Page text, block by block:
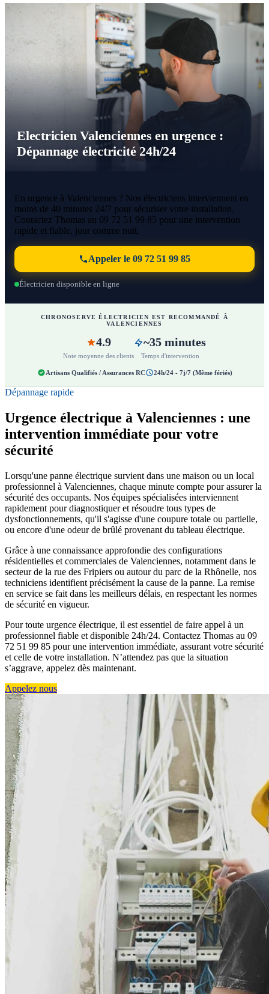
Electricien Valenciennes en urgence :
Dépannage électricité 24h/24
En urgence à Valenciennes ? Nos électriciens interviennent en
moins de 40 minutes 24/7 pour sécuriser votre installation.
Contactez Thomas au 09 72 51 99 85 pour une intervention
rapide et fiable, jour comme nuit.
Appeler le 09 72 51 99 85
Électricien disponible en ligne
CHRONOSERVE ÉLECTRICIEN EST RECOMMANDÉ À
VALENCIENNES
4.9
Note moyenne des clients
~35 minutes
Temps d'intervention
Artisans Qualifiés / Assurances RC 24h/24 - 7j/7 (Même fériés)
Dépannage rapide
Urgence électrique à Valenciennes : une
intervention immédiate pour votre
sécurité
Lorsqu'une panne électrique survient dans une maison ou un local
professionnel à Valenciennes, chaque minute compte pour assurer la
sécurité des occupants. Nos équipes spécialisées interviennent
rapidement pour diagnostiquer et résoudre tous types de
dysfonctionnements, qu'il s'agisse d'une coupure totale ou partielle,
ou encore d'une odeur de brûlé provenant du tableau électrique.
Grâce à une connaissance approfondie des configurations
résidentielles et commerciales de Valenciennes, notamment dans le
secteur de la rue des Fripiers ou autour du parc de la Rhônelle, nos
techniciens identifient précisément la cause de la panne. La remise
en service se fait dans les meilleurs délais, en respectant les normes
de sécurité en vigueur.
Pour toute urgence électrique, il est essentiel de faire appel à un
professionnel fiable et disponible 24h/24. Contactez Thomas au 09
72 51 99 85 pour une intervention immédiate, assurant votre sécurité
et celle de votre installation. N’attendez pas que la situation
s’aggrave, appelez dès maintenant.
Appelez nous